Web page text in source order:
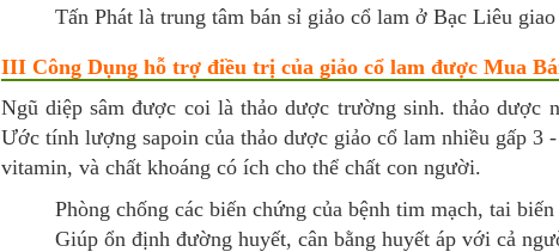
Tấn Phát là trung tâm bán sỉ giảo cổ lam ở Bạc Liêu
III Công Dụng hỗ trợ điều trị của giảo cổ lam được Mua
Ngũ diệp sâm được coi là thảo dược trường sinh. thảo dược
Ước tính lượng sapoin của thảo dược giảo cổ lam nhiều gấp 3
vitamin, và chất khoáng có ích cho thể chất con người.
Phòng chống các biến chứng của bệnh tim mạch, tai biến
Giúp ổn định đường huyết, cân bằng huyết áp với cả